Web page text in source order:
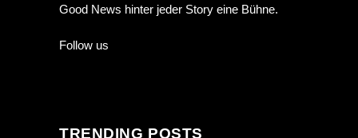
Good News hinter jeder Story eine Bühne.
Follow us
TRENDING POSTS